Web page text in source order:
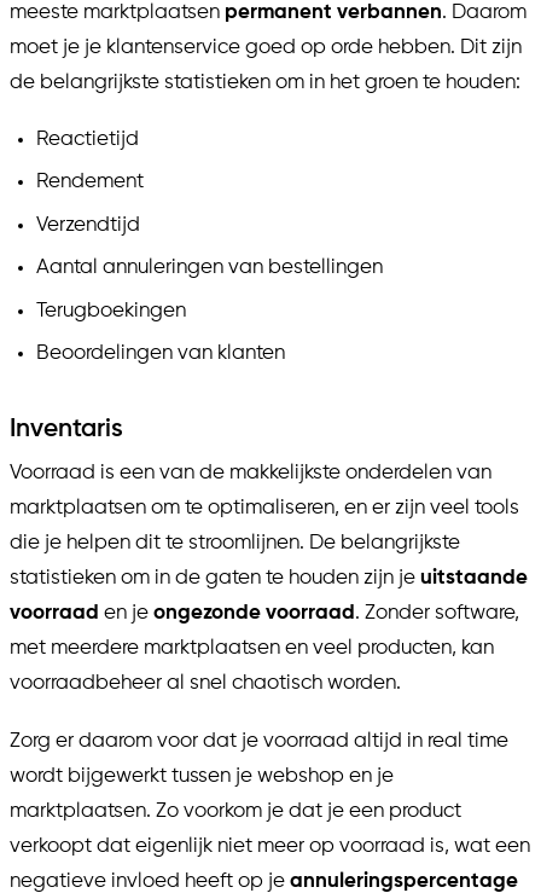
meeste marktplaatsen permanent verbannen. Daarom
moet je je klantenservice goed op orde hebben. Dit zijn
de belangrijkste statistieken om in het groen te houden:
Reactietijd
Rendement
Verzendtijd
Aantal annuleringen van bestellingen
Terugboekingen
Beoordelingen van klanten
Inventaris
Voorraad is een van de makkelijkste onderdelen van
marktplaatsen om te optimaliseren, en er zijn veel tools
die je helpen dit te stroomlijnen. De belangrijkste
statistieken om in de gaten te houden zijn je uitstaande
voorraad en je ongezonde voorraad . Zonder software,
met meerdere marktplaatsen en veel producten, kan
voorraadbeheer al snel chaotisch worden.
Zorg er daarom voor dat je voorraad altijd in real time
wordt bijgewerkt tussen je webshop en je
marktplaatsen. Zo voorkom je dat je een product
verkoopt dat eigenlijk niet meer op voorraad is, wat een
negatieve invloed heeft op je annuleringspercentage